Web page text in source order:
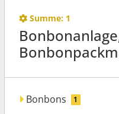
Summe: 1
Bonbons 1